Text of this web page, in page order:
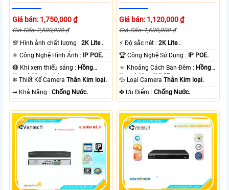
Giá bán: 1,750,000 ₫
Giá Gốc: 2,500,000 ₫
💯 Hình ảnh chất lượng :2K Lite .
⚛️ Công Nghệ Hình Ảnh :
IP POE.
🔴 Khi xem thiếu sáng : Hồng
Ngoại 60m Led Array.
❄ Thiết Kế CameraThân Kim loại.
️⇝ Khả Năng :Chống Nước.
Giá bán: 1,120,000 ₫
Giá Gốc: 1,600,000 ₫
️⚡ Độ sắc nét :2K Lite .
🏆 Công Nghệ Sử Dụng :
IP POE.
🔅 Khoảng Cách Ban Đêm : Hồng
Ngoại 40m ONVIF.
💦 Loại CameraThân Kim loại.
️✤ Ưu Điểm :Chống Nước.